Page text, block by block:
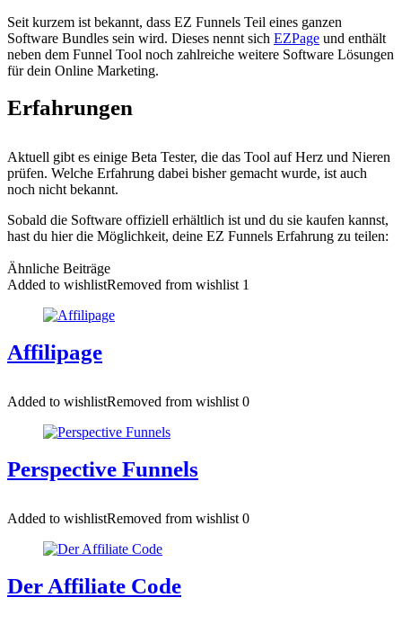
Seit kurzem ist bekannt, dass EZ Funnels Teil eines ganzen
Software Bundles sein wird. Dieses nennt sich EZPage und enthält
neben dem Funnel Tool noch zahlreiche weitere Software Lösungen
für dein Online Marketing.
Erfahrungen
Aktuell gibt es einige Beta Tester, die das Tool auf Herz und Nieren
prüfen. Welche Erfahrung dabei bisher gemacht wurde, ist auch
noch nicht bekannt.
Sobald die Software offiziell erhältlich ist und du sie kaufen kannst,
hast du hier die Möglichkeit, deine EZ Funnels Erfahrung zu teilen:
Ähnliche Beiträge
Added to wishlistRemoved from wishlist 1
Affilipage
Added to wishlistRemoved from wishlist 0
Perspective Funnels
Added to wishlistRemoved from wishlist 0
Der Affiliate Code